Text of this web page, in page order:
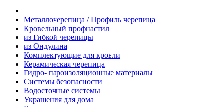
Металлочерепица / Профиль черепица
Кровельный профнастил
из Гибкой черепицы
из Ондулина
Комплектующие для кровли
Керамическая черепица
Гидро- пароизоляционные материалы
Системы безопасности
Водосточные системы
Украшения для дома